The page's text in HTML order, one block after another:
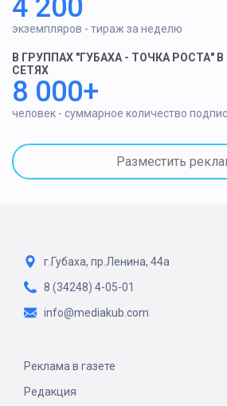
4 200
экземпляров - тираж за неделю
В ГРУППАХ "ГУБАХА - ТОЧКА РОСТА"
СЕТЯХ
8 000+
человек - суммарное количество
Разместить
г.Губаха, пр.Ленина, 44а
8 (34248) 4-05-01
info@mediakub.com
Реклама в газете
Редакция